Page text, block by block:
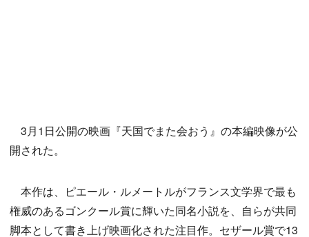
3月1日公開の映画『天国でまた会おう』の本編映像が公
開された。
本作は、ピエール・ルメートルがフランス文学界で最も
権威のあるゴンクール賞に輝いた同名小説を、自らが共同
脚本として書き上げ映画化された注目作。セザール賞で13